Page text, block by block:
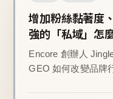
增加粉絲黏著度
強的「私域」怎
Encore 創辦人
GEO 如何改變品牌